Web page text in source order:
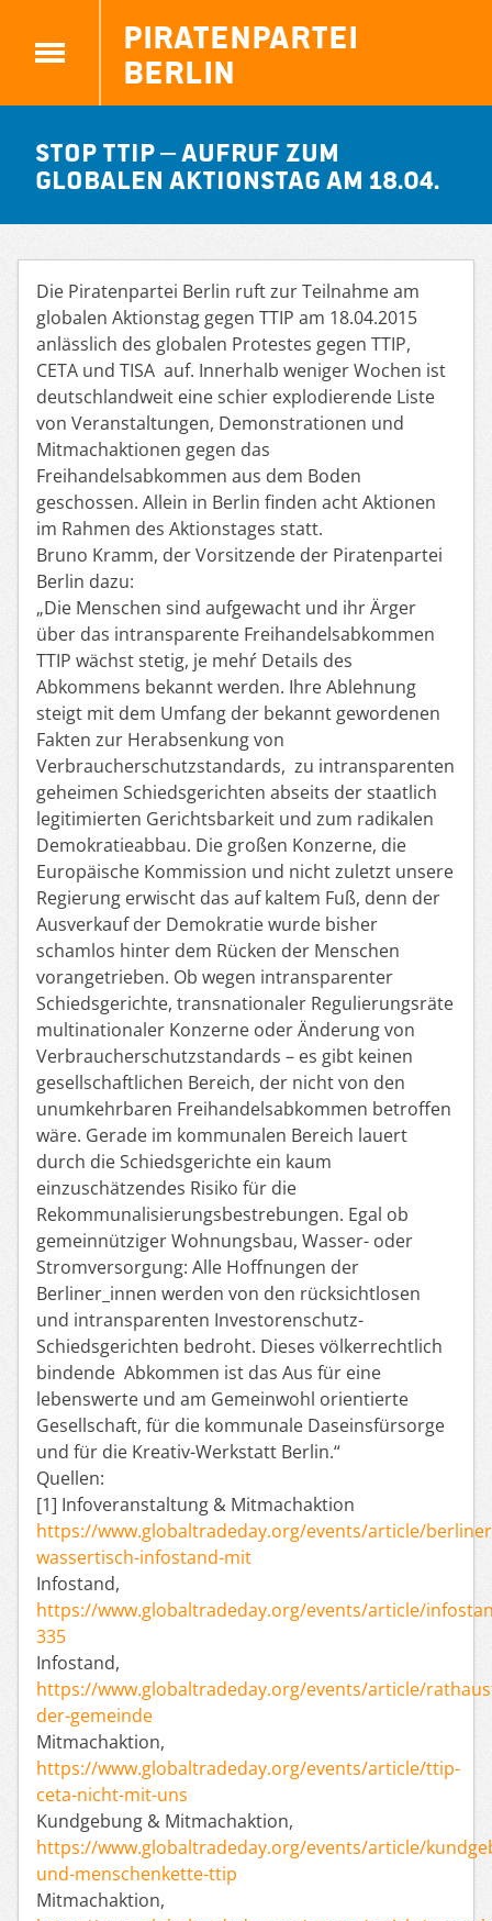
Piratenpartei
Berlin
STOP TTIP – Aufruf zum
globalen Aktionstag am 18.04.
Die Piratenpartei Berlin ruft zur Teilnahme am
globalen Aktionstag gegen TTIP am 18.04.2015
anlässlich des globalen Protestes gegen TTIP,
CETA und TISA auf. Innerhalb weniger Wochen ist
deutschlandweit eine schier explodierende Liste
von Veranstaltungen, Demonstrationen und
Mitmachaktionen gegen das
Freihandelsabkommen aus dem Boden
geschossen. Allein in Berlin finden acht Aktionen
im Rahmen des Aktionstages statt.
Bruno Kramm, der Vorsitzende der Piratenpartei
Berlin dazu:
„Die Menschen sind aufgewacht und ihr Ärger
über das intransparente Freihandelsabkommen
TTIP wächst stetig, je mehŕ Details des
Abkommens bekannt werden. Ihre Ablehnung
steigt mit dem Umfang der bekannt gewordenen
Fakten zur Herabsenkung von
Verbraucherschutzstandards, zu intransparenten
geheimen Schiedsgerichten abseits der staatlich
legitimierten Gerichtsbarkeit und zum radikalen
Demokratieabbau. Die großen Konzerne, die
Europäische Kommission und nicht zuletzt unsere
Regierung erwischt das auf kaltem Fuß, denn der
Ausverkauf der Demokratie wurde bisher
schamlos hinter dem Rücken der Menschen
vorangetrieben. Ob wegen intransparenter
Schiedsgerichte, transnationaler Regulierungsräte
multinationaler Konzerne oderÄnderung von
Verbraucherschutzstandards – es gibt keinen
gesellschaftlichen Bereich, der nicht von den
unumkehrbaren Freihandelsabkommen betroffen
wäre. Gerade im kommunalen Bereich lauert
durch die Schiedsgerichte ein kaum
einzuschätzendes Risiko für die
Rekommunalisierungsbestrebungen. Egal ob
gemeinnütziger Wohnungsbau, Wasser- oder
Stromversorgung: Alle Hoffnungen der
Berliner_innen werden von den rücksichtlosen
und intransparenten Investorenschutz-
Schiedsgerichten bedroht. Dieses völkerrechtlich
bindende Abkommen ist das Aus für eine
lebenswerte und am Gemeinwohl orientierte
Gesellschaft, für die kommunale Daseinsfürsorge
und für die Kreativ-Werkstatt Berlin.“
Quellen:
[1] Infoveranstaltung & Mitmachaktion
https://www.globaltradeday.org/events/article/
wassertisch-infostand-mit
Infostand,
https://www.globaltradeday.org/events/article/
335
Infostand,
https://www.globaltradeday.org/events/article/
der-gemeinde
Mitmachaktion,
https://www.globaltradeday.org/events/article/ttip-
ceta-nicht-mit-uns
Kundgebung & Mitmachaktion,
https://www.globaltradeday.org/events/article/
und-menschenkette-ttip
Mitmachaktion,